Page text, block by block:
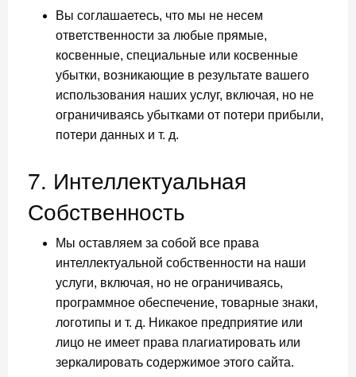
Вы соглашаетесь, что мы не несем
ответственности за любые прямые,
косвенные, специальные или косвенные
убытки, возникающие в результате вашего
использования наших услуг, включая, но не
ограничиваясь убытками от потери прибыли,
потери данных и т. д.
7. Интеллектуальная
Собственность
Мы оставляем за собой все права
интеллектуальной собственности на наши
услуги, включая, но не ограничиваясь,
программное обеспечение, товарные знаки,
логотипы и т. д. Никакое предприятие или
лицо не имеет права плагиатировать или
зеркалировать содержимое этого сайта.